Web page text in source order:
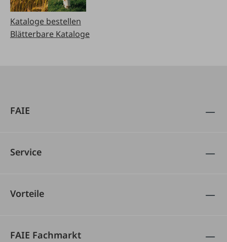
Kataloge bestellen
Blätterbare Kataloge
FAIE
Service
Vorteile
FAIE Fachmarkt